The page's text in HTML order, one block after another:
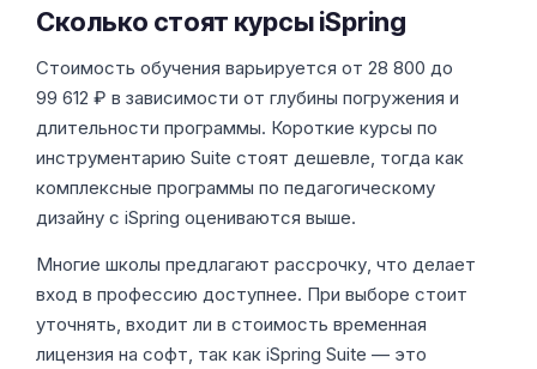
Сколько стоят курсы iSpring
Стоимость обучения варьируется от 28 800 до
99 612 ₽ в зависимости от глубины погружения и
длительности программы. Короткие курсы по
инструментарию Suite стоят дешевле, тогда как
комплексные программы по педагогическому
дизайну с iSpring оцениваются выше.
Многие школы предлагают рассрочку, что делает
вход в профессию доступнее. При выборе стоит
уточнять, входит ли в стоимость временная
лицензия на софт, так как iSpring Suite — это